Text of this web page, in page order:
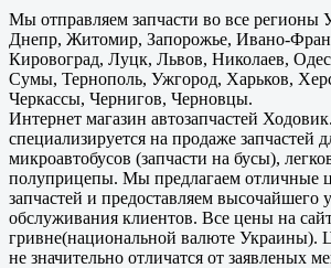
Мы отправляем запчасти во все
Днепр, Житомир, Запорожье, Ивано-
Кировоград, Луцк, Львов, Николаев,
Сумы, Тернополь, Ужгород, Харьков,
Черкассы, Чернигов, Черновцы.
Интернет магазин автозапчастей
специализируется на продаже запчастей
микроавтобусов (запчасти на бусы),
полуприцепы. Мы предлагаем отличные
запчастей и предоставляем высочайшего
обслуживания клиентов. Все цены на
гривне(национальной валюте Украины).
не значительно отличатся от заявленых